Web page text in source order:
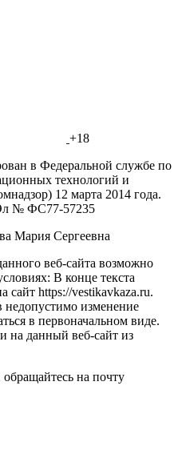
+18
в Федеральной службе по
технологий и
12 марта 2014 года.
№ ФС77-57235
Мария Сергеевна
веб-сайта возможно
В конце текста
сайт https://vestikavkaza.ru.
недопустимо изменение
в первоначальном виде.
на данный веб-сайт из
на почту